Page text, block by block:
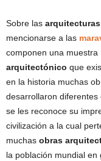
Sobre las
mencionarse a las
componen una
arquitectónico que
en la historia muchas
desarrollaron
se les reconoce su
civilización a la cual
muchas obras
la población mundial en